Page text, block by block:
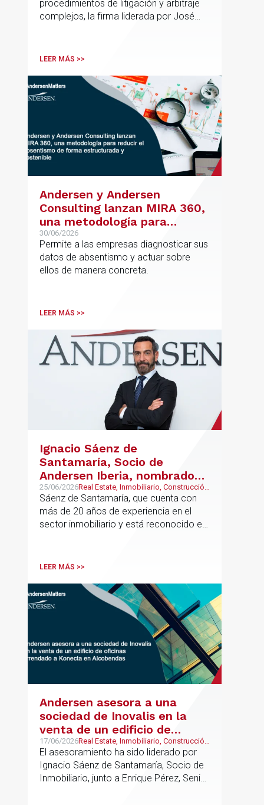
procedimientos de litigación y arbitraje
complejos, la firma liderada por José
posicionamiento en asesoramiento
LEER MÁS >>
Andersen y Andersen
Consulting lanzan MIRA 360,
una metodología para
reducir el absentismo de
forma estructurada y
sostenible
30/06/2026
Permite a las empresas diagnosticar sus
datos de absentismo y actuar sobre
ellos de manera concreta.
LEER MÁS >>
Ignacio Sáenz de
Santamaría, Socio de
Andersen Iberia, nombrado
director europeo de
Inmobiliario de Andersen
25/06/2026Real Estate, Inmobiliario, Construcción
y Urbanismo
Sáenz de Santamaría, que cuenta con
más de 20 años de experiencia en el
sector inmobiliario y está reconocido en
codirigirá el EU Real Estate Industry
UK.
LEER MÁS >>
Andersen asesora a una
sociedad de Inovalis en la
venta de un edificio de
oficinas arrendado a Konecta
en Alcobendas
17/06/2026Real Estate, Inmobiliario, Construcción
y Urbanismo
El asesoramiento ha sido liderado por
Ignacio Sáenz de Santamaría, Socio de
Inmobiliario, junto a Enrique Pérez, Senior